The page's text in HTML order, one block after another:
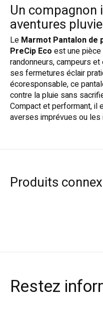
Un compagnon
aventures
Le Marmot Pantalon de
PreCip Eco est une
randonneurs, campeurs
ses fermetures éclair
écoresponsable, ce
contre la pluie sans
Compact et performant, il
averses imprévues ou
Produits
Restez